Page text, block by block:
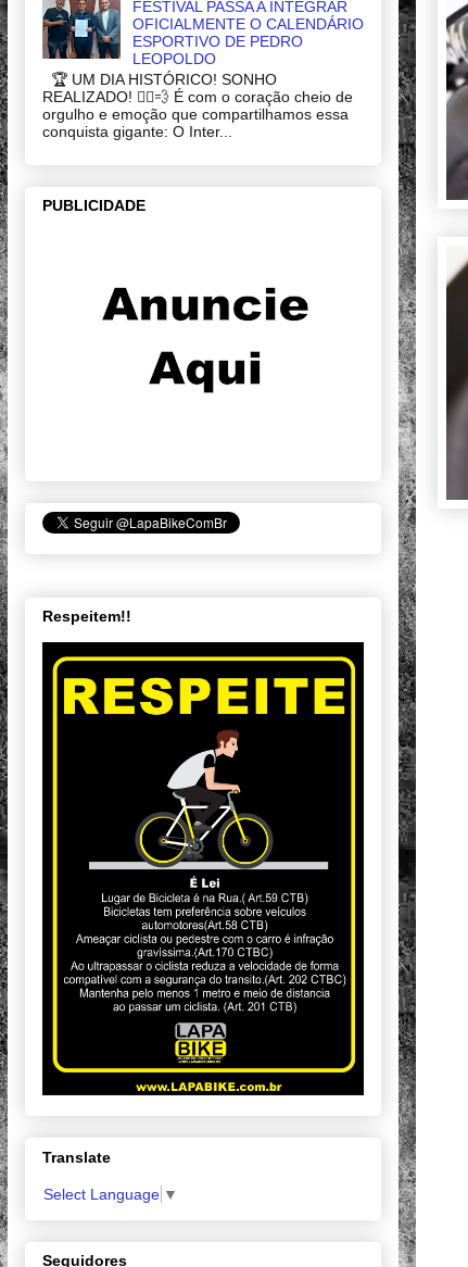
FESTIVAL PASSA A INTEGRAR
OFICIALMENTE O CALENDÁRIO
ESPORTIVO DE PEDRO
LEOPOLDO
🏆 UM DIA HISTÓRICO! SONHO
REALIZADO! 🚴‍♂️💨 É com o coração cheio de
orgulho e emoção que compartilhamos essa
conquista gigante: O Inter...
PUBLICIDADE
Respeitem!!
Translate
Select Language ▼
Seguidores